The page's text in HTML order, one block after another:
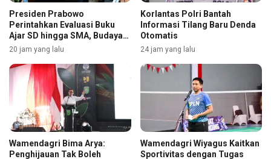
Presiden Prabowo
Perintahkan Evaluasi Buku
Ajar SD hingga SMA, Budaya
Membaca Digenjot
20 jam yang lalu
Korlantas Polri Bantah
Informasi Tilang Baru Denda
Otomatis
24 jam yang lalu
Wamendagri Bima Arya:
Penghijauan Tak Boleh
Wamendagri Wiyagus Kaitkan
Sportivitas dengan Tugas